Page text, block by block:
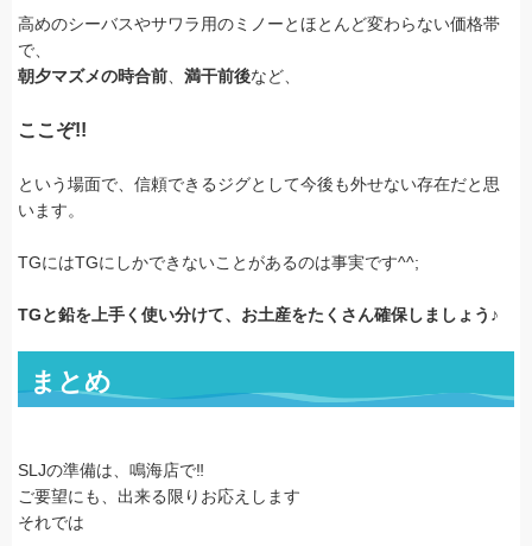
高めのシーバスやサワラ用のミノーとほとんど変わらない価格帯
で、
朝夕マズメの時合前
満干前後など、
ここぞ!!
という場面で、信頼できるジグとして今後も外せない存在だと思
います。
TGにはTGにしかできないことがあるのは事実です^^;
TGと鉛を上手く使い分けて、お土産をたくさん確保しましょう♪
まとめ
SLJの準備は、鳴海店で‼
ご要望にも、出来る限りお応えします
それでは